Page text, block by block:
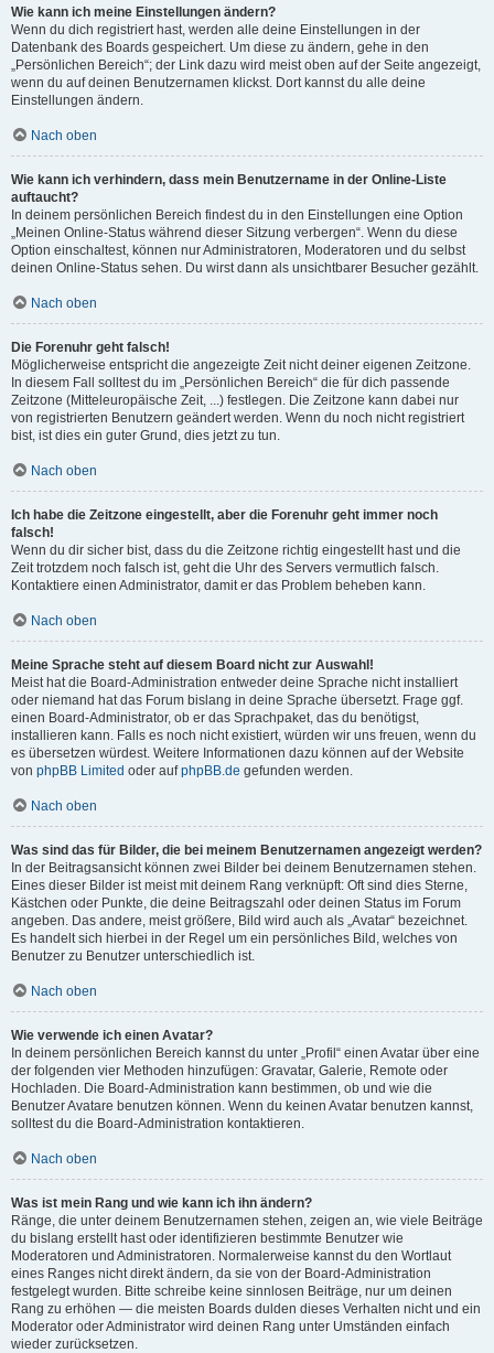
Wie kann ich meine Einstellungen ändern?
Wenn du dich registriert hast, werden alle deine Einstellungen in der
Datenbank des Boards gespeichert. Um diese zu ändern, gehe in den
„Persönlichen Bereich“; der Link dazu wird meist oben auf der Seite angezeigt,
wenn du auf deinen Benutzernamen klickst. Dort kannst du alle deine
Einstellungen ändern.
Nach oben
Wie kann ich verhindern, dass mein Benutzername in der Online-Liste
auftaucht?
In deinem persönlichen Bereich findest du in den Einstellungen eine Option
„Meinen Online-Status während dieser Sitzung verbergen“. Wenn du diese
Option einschaltest, können nur Administratoren, Moderatoren und du selbst
deinen Online-Status sehen. Du wirst dann als unsichtbarer Besucher gezählt.
Nach oben
Die Forenuhr geht falsch!
Möglicherweise entspricht die angezeigte Zeit nicht deiner eigenen Zeitzone.
In diesem Fall solltest du im „Persönlichen Bereich“ die für dich passende
Zeitzone (Mitteleuropäische Zeit, ...) festlegen. Die Zeitzone kann dabei nur
von registrierten Benutzern geändert werden. Wenn du noch nicht registriert
bist, ist dies ein guter Grund, dies jetzt zu tun.
Nach oben
Ich habe die Zeitzone eingestellt, aber die Forenuhr geht immer noch
falsch!
Wenn du dir sicher bist, dass du die Zeitzone richtig eingestellt hast und die
Zeit trotzdem noch falsch ist, geht die Uhr des Servers vermutlich falsch.
Kontaktiere einen Administrator, damit er das Problem beheben kann.
Nach oben
Meine Sprache steht auf diesem Board nicht zur Auswahl!
Meist hat die Board-Administration entweder deine Sprache nicht installiert
oder niemand hat das Forum bislang in deine Sprache übersetzt. Frage ggf.
einen Board-Administrator, ob er das Sprachpaket, das du benötigst,
installieren kann. Falls es noch nicht existiert, würden wir uns freuen, wenn du
es übersetzen würdest. Weitere Informationen dazu können auf der Website
von phpBB Limited oder aufphpBB.de gefunden werden.
Nach oben
Was sind das für Bilder, die bei meinem Benutzernamen angezeigt werden?
In der Beitragsansicht können zwei Bilder bei deinem Benutzernamen stehen.
Eines dieser Bilder ist meist mit deinem Rang verknüpft: Oft sind dies Sterne,
Kästchen oder Punkte, die deine Beitragszahl oder deinen Status im Forum
angeben. Das andere, meist größere, Bild wird auch als „Avatar“ bezeichnet.
Es handelt sich hierbei in der Regel um ein persönliches Bild, welches von
Benutzer zu Benutzer unterschiedlich ist.
Nach oben
Wie verwende ich einen Avatar?
In deinem persönlichen Bereich kannst du unter „Profil“ einen Avatar über eine
der folgenden vier Methoden hinzufügen: Gravatar, Galerie, Remote oder
Hochladen. Die Board-Administration kann bestimmen, ob und wie die
Benutzer Avatare benutzen können. Wenn du keinen Avatar benutzen kannst,
solltest du die Board-Administration kontaktieren.
Nach oben
Was ist mein Rang und wie kann ich ihn ändern?
Ränge, die unter deinem Benutzernamen stehen, zeigen an, wie viele Beiträge
du bislang erstellt hast oder identifizieren bestimmte Benutzer wie
Moderatoren und Administratoren. Normalerweise kannst du den Wortlaut
eines Ranges nicht direkt ändern, da sie von der Board-Administration
festgelegt wurden. Bitte schreibe keine sinnlosen Beiträge, nur um deinen
Rang zu erhöhen — die meisten Boards dulden dieses Verhalten nicht und ein
Moderator oder Administrator wird deinen Rang unter Umständen einfach
wieder zurücksetzen.